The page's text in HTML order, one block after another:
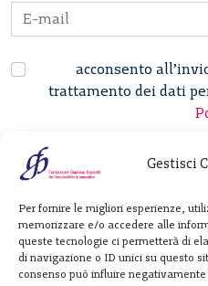
Gestisci
Per fornire le migliori esperienze,
memorizzare e/o accedere alle
queste tecnologie ci permetterà di
di navigazione o ID unici su questo
consenso può influire
acconsento
trattamento dei dati
Giannino
Via